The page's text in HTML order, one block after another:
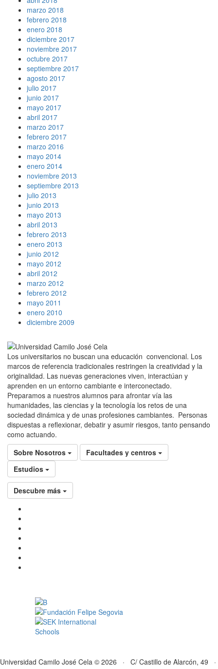
marzo 2018
febrero 2018
enero 2018
diciembre 2017
noviembre 2017
octubre 2017
septiembre 2017
agosto 2017
julio 2017
junio 2017
mayo 2017
abril 2017
marzo 2017
febrero 2017
marzo 2016
mayo 2014
enero 2014
noviembre 2013
septiembre 2013
julio 2013
junio 2013
mayo 2013
abril 2013
febrero 2013
enero 2013
junio 2012
mayo 2012
abril 2012
marzo 2012
febrero 2012
mayo 2011
enero 2010
diciembre 2009
Los universitarios no buscan una educación convencional. Los
marcos de referencia tradicionales restringen la creatividad y la
originalidad. Las nuevas generaciones viven, interactúan y
aprenden en un entorno cambiante e interconectado.
Preparamos a nuestros alumnos para afrontar vía las
humanidades, las ciencias y la tecnología los retos de una
sociedad dinámica y de unas profesiones cambiantes. Personas
dispuestas a reflexionar, debatir y asumir riesgos, tanto pensando
como actuando.
Sobre Nosotros
Facultades y centros
Estudios
Descubre más
Universidad Camilo José Cela © 2026 · C/ Castillo de Alarcón, 49 ·